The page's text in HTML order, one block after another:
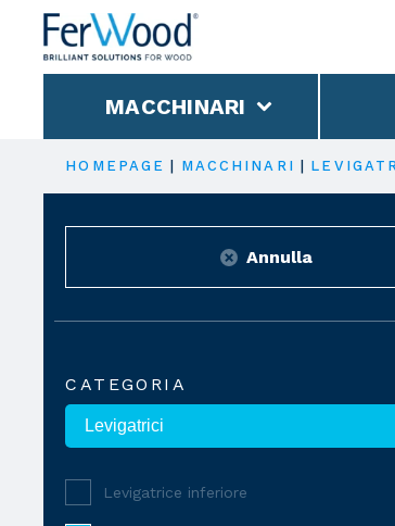
MACCHINARI
HOMEPAGE MACCHINARI
Annulla
CATEGORIA
Levigatrice inferiore